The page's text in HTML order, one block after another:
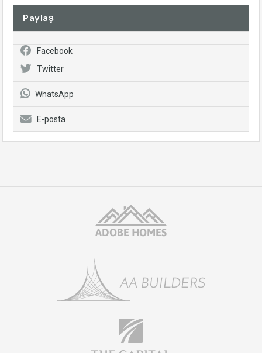
Paylaş
Facebook
Twitter
WhatsApp
E-posta